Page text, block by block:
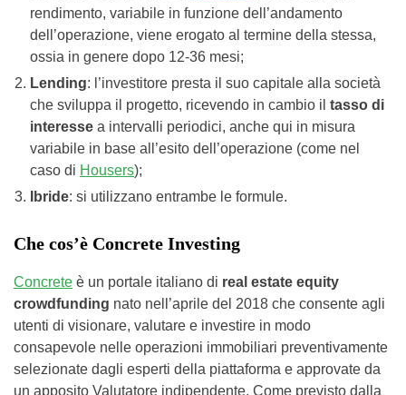
rendimento, variabile in funzione dell’andamento
dell’operazione, viene erogato al termine della stessa,
ossia in genere dopo 12-36 mesi;
Lending: l’investitore presta il suo capitale alla società
che sviluppa il progetto, ricevendo in cambio il tasso di
interesse a intervalli periodici, anche qui in misura
variabile in base all’esito dell’operazione (come nel
caso di Housers);
Ibride: si utilizzano entrambe le formule.
Che cos’è Concrete Investing
Concrete è un portale italiano di real estate equity
crowdfunding nato nell’aprile del 2018 che consente agli
utenti di visionare, valutare e investire in modo
consapevole nelle operazioni immobiliari preventivamente
selezionate dagli esperti della piattaforma e approvate da
un apposito Valutatore indipendente. Come previsto dalla